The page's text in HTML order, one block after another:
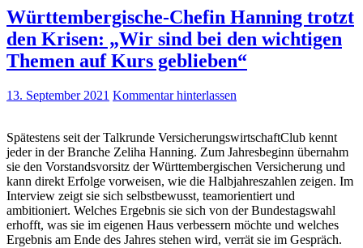
Württembergische-Chefin Hanning trotzt
den Krisen: „Wir sind bei den wichtigen
Themen auf Kurs geblieben“
13. September 2021 Kommentar hinterlassen
Spätestens seit der Talkrunde VersicherungswirtschaftClub kennt
jeder in der Branche Zeliha Hanning. Zum Jahresbeginn übernahm
sie den Vorstandsvorsitz der Württembergischen Versicherung und
kann direkt Erfolge vorweisen, wie die Halbjahreszahlen zeigen. Im
Interview zeigt sie sich selbstbewusst, teamorientiert und
ambitioniert. Welches Ergebnis sie sich von der Bundestagswahl
erhofft, was sie im eigenen Haus verbessern möchte und welches
Ergebnis am Ende des Jahres stehen wird, verrät sie im Gespräch.